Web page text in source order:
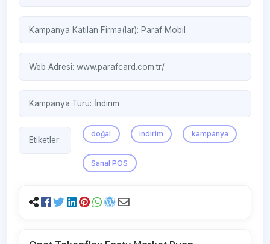
Kampanya Katılan Firma(lar): Paraf Mobil
Web Adresi:www.parafcard.com.tr/
Kampanya Türü: İndirim
Etiketler:
doğal indirim kampanya
Sanal POS